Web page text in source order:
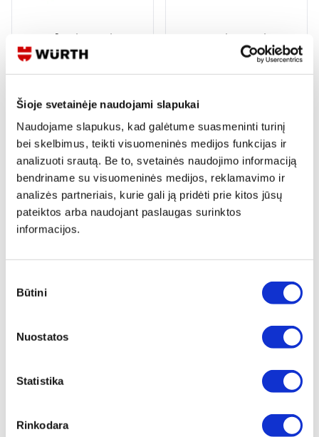
Šioje svetainėje naudojami slapukai
Naudojame slapukus, kad galėtume suasmeninti turinį
bei skelbimus, teikti visuomeninės medijos funkcijas ir
analizuoti srautą. Be to, svetainės naudojimo informaciją
bendriname su visuomeninės medijos, reklamavimo ir
analizės partneriais, kurie gali ją pridėti prie kitos jūsų
pateiktos arba naudojant paslaugas surinktos
informacijos.
pasirinkimas
Būtini
Nuostatos
Statistika
Rinkodara
Žiūrėti detaliau Žiūrėti detaliau
1/4" GALVUTĖ SU TORX
Žiūrėti detaliau Žiūrėti detaliau
SMŪGINIS PERĖJIMAS IŠ 1/2" Į
3/4"
1/2'' GALVUTĖS 6-KAMPĖS,